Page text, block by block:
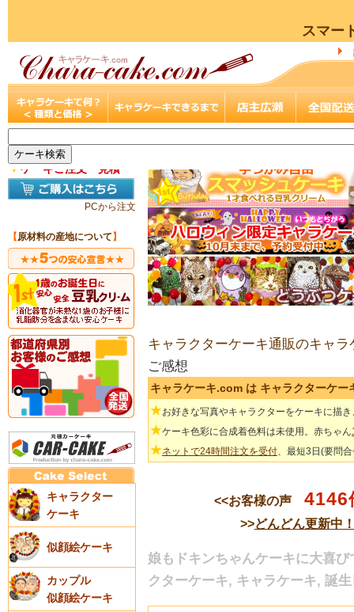
スマー
▼ケーキご注文・見積
PCから注文
【原材料の産地について 】
キャラクター
ケーキ
似顔絵ケーキ
カップル
似顔絵ケーキ
キャラクターケーキ通販のキャラ
ご感想
キャラケーキ.com は キャラクターケ
★お好きな写真やキャラクターをケーキに描
★ケーキ色彩に合成着色料は未使用。赤ちゃん
★ネットで24時間注文を受付、最短3日(要問
<<お客様の声 4146
>>どんどん更新中
娘もドキンちゃんケーキに大喜
クターケーキ, キャラケーキ, 誕